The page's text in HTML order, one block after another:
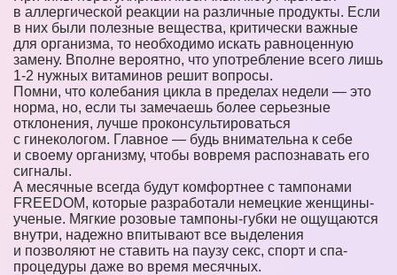
в аллергической реакции на различные продукты. Если
в них были полезные вещества, критически важные
для организма, то необходимо искать равноценную
замену. Вполне вероятно, что употребление всего лишь
1-2 нужных витаминов решит вопросы.
Помни, что колебания цикла в пределах недели — это
норма, но, если ты замечаешь более серьезные
отклонения, лучше проконсультироваться
с гинекологом. Главное — будь внимательна к себе
и своему организму, чтобы вовремя распознавать его
сигналы.
А месячные всегда будут комфортнее с тампонами
FREEDOM, которые разработали немецкие женщины-
ученые. Мягкие розовые тампоны-губки не ощущаются
внутри, надежно впитывают все выделения
и позволяют не ставить на паузу секс, спорт и спа-
процедуры даже во время месячных.